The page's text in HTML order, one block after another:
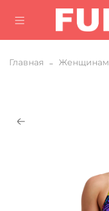
Главная Женщинам